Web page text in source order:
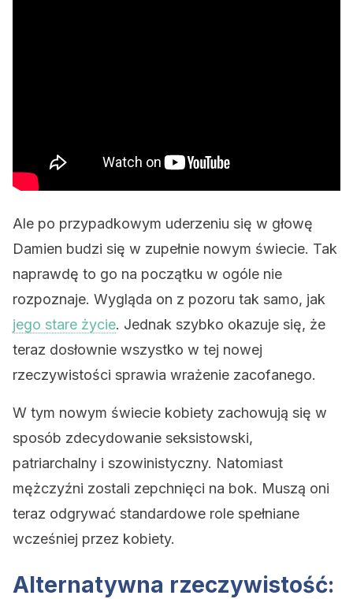
Ale po przypadkowym uderzeniu się w głowę
Damien budzi się w zupełnie nowym świecie. Tak
naprawdę to go na początku w ogóle nie
rozpoznaje. Wygląda on z pozoru tak samo, jak
jego stare życie. Jednak szybko okazuje się, że
teraz dosłownie wszystko w tej nowej
rzeczywistości sprawia wrażenie zacofanego.
W tym nowym świecie kobiety zachowują się w
sposób zdecydowanie seksistowski,
patriarchalny i szowinistyczny. Natomiast
mężczyźni zostali zepchnięci na bok. Muszą oni
teraz odgrywać standardowe role spełniane
wcześniej przez kobiety.
Alternatywna rzeczywistość: